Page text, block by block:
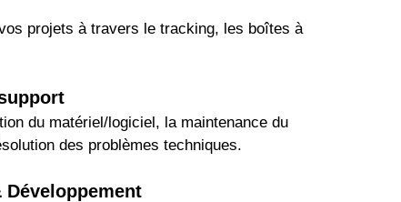
projets à travers le tracking, les boîtes à
du matériel/logiciel, la maintenance du
des problèmes techniques.